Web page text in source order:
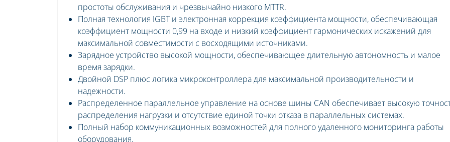
простоты обслуживания и чрезвычайно низкого MTTR.
Полная технология IGBT и электронная коррекция коэффициента мощности, обеспечивающая
коэффициент мощности 0,99 на входе и низкий коэффициент гармонических искажений для
максимальной совместимости с восходящими источниками.
Зарядное устройство высокой мощности, обеспечивающее длительную автономность и малое
время зарядки.
Двойной DSP плюс логика микроконтроллера для максимальной производительности и
надежности.
Распределенное параллельное управление на основе шины CAN обеспечивает высокую
распределения нагрузки и отсутствие единой точки отказа в параллельных системах.
Полный набор коммуникационных возможностей для полного удаленного мониторинга работы
оборудования.